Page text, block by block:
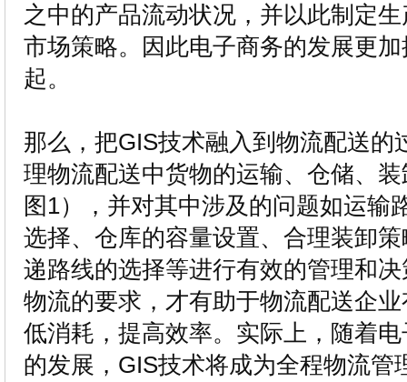
之中的产品流动状况，并以此制定
市场策略。因此电子商务的发展更
起。
那么，把GIS技术融入到物流配送的
理物流配送中货物的运输、仓储、
图1），并对其中涉及的问题如运输
选择、仓库的容量设置、合理装卸
递路线的选择等进行有效的管理和
物流的要求，才有助于物流配送企
低消耗，提高效率。实际上，随着
的发展，GIS技术将成为全程物流管